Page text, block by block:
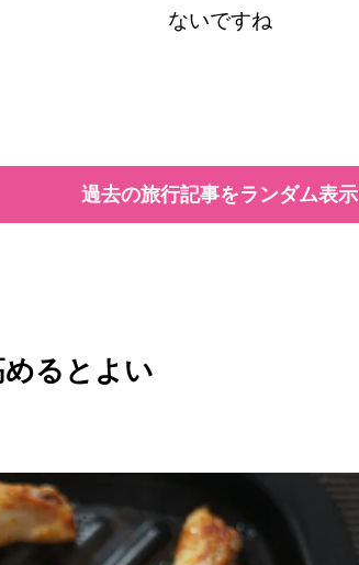
ないですね
過去の旅行記事をランダム表示
るとよい